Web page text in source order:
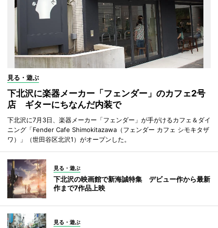
見る・遊ぶ
下北沢に楽器メーカー「フェンダー」のカフェ2号
店 ギターにちなんだ内装で
下北沢に7月3日、楽器メーカー「フェンダー」が手がけるカフェ＆ダイ
ニング「Fender Cafe Shimokitazawa（フェンダー カフェ シモキタザ
ワ）」（世田谷区北沢1）がオープンした。
見る・遊ぶ
下北沢の映画館で新海誠特集 デビュー作から最新
作まで7作品上映
見る・遊ぶ